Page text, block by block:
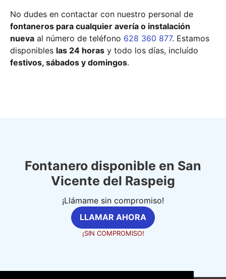
No dudes en contactar con nuestro personal de
fontaneros para cualquier avería o instalación
nueva al número de teléfono 628 360 877. Estamos
disponibles las 24 horas y todo los días, incluído
festivos, sábados y domingos.
Fontanero disponible en San
Vicente del Raspeig
¡Llámame sin compromiso!
LLAMAR AHORA
¡SIN COMPROMISO!